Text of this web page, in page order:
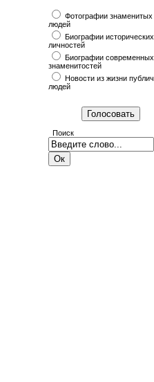
Фотографии знаменитых
людей
Биографии исторических
личностей
Биографии современных
знаменитостей
Новости из жизни
людей
Поиск